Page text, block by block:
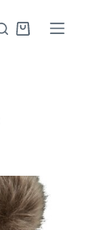
Indkøbskurv